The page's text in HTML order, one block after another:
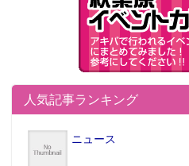
た特別仕様となっている。
人気記事ランキング
ニュース